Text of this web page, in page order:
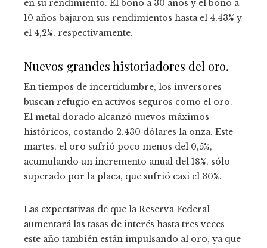
en su rendimiento. El bono a 30 años y el bono a
10 años bajaron sus rendimientos hasta el 4,43% y
el 4,2%, respectivamente.
Nuevos grandes historiadores del oro.
En tiempos de incertidumbre, los inversores
buscan refugio en activos seguros como el oro.
El metal dorado alcanzó nuevos máximos
históricos, costando 2.430 dólares la onza. Este
martes, el oro sufrió poco menos del 0,5%,
acumulando un incremento anual del 18%, sólo
superado por la placa, que sufrió casi el 30%.
Las expectativas de que la Reserva Federal
aumentará las tasas de interés hasta tres veces
este año también están impulsando al oro, ya que